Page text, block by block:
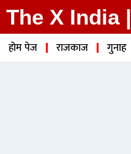
The X India |
होम पेज राजकाज गुनाह